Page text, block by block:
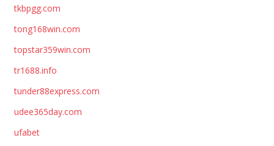
tkbpgg.com
tong168win.com
topstar359win.com
tr1688.info
tunder88express.com
udee365day.com
ufabet